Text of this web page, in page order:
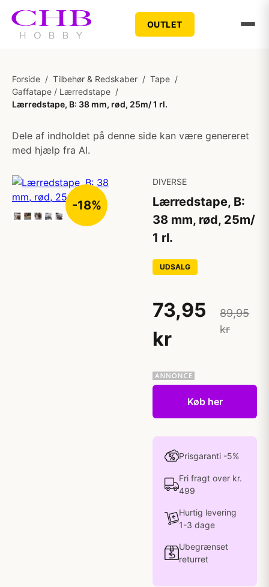
OUTLET
Forside / Tilbehør & Redskaber / Tape /
Gaffatape / Lærredstape /
Lærredstape, B: 38 mm, rød, 25m/ 1 rl.
Dele af indholdet på denne side kan være genereret
med hjælp fra AI.
-18%
DIVERSE
Lærredstape, B:
38 mm, rød, 25m/
1 rl.
UDSALG
73,95
kr
89,95
kr
Køb her
Prisgaranti -5%
Fri fragt over kr.
499
Hurtig levering
1-3 dage
Ubegrænset
returret